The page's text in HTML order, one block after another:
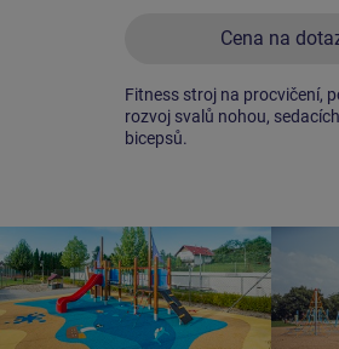
Cena na
Fitness stroj na procvičení,
rozvoj svalů nohou,
bicepsů.